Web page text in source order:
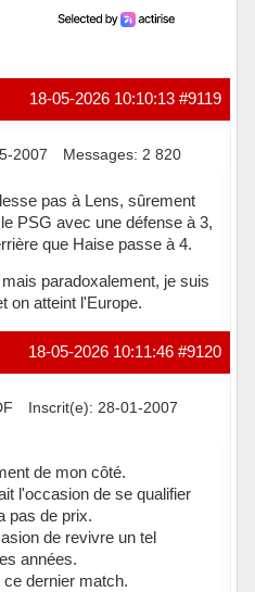
#9119
18-05-2026 10:10:13
2007 Messages: 2 820
pas à Lens, sûrement
PSG avec une défense à 3,
que Haise passe à 4.
paradoxalement, je suis
on atteint l'Europe.
#9120
18-05-2026 10:11:46
Inscrit(e): 28-01-2007
de mon côté.
l'occasion de se qualifier
pas de prix.
de revivre un tel
années.
dernier match.